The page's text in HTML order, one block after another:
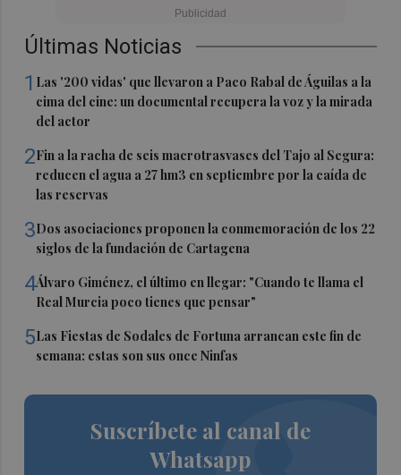
Últimas Noticias
1 Las '200 vidas' que llevaron a Paco Rabal de Águilas a la
cima del cine: un documental recupera la voz y la mirada
del actor
2Fin a la racha de seis macrotrasvases del Tajo al Segura:
reducen el agua a 27 hm3 en septiembre por la caída de
las reservas
3Dos asociaciones proponen la conmemoración de los 22
siglos de la fundación de Cartagena
4Álvaro Giménez, el último en llegar: "Cuando te llama el
Real Murcia poco tienes que pensar"
5Las Fiestas de Sodales de Fortuna arrancan este fin de
semana: estas son sus once Ninfas
Suscríbete al canal de
Whatsapp